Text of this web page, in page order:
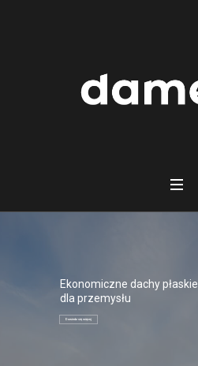
Ekonomiczne dachy płaskie
dla przemysłu
Dowiedz się więcej